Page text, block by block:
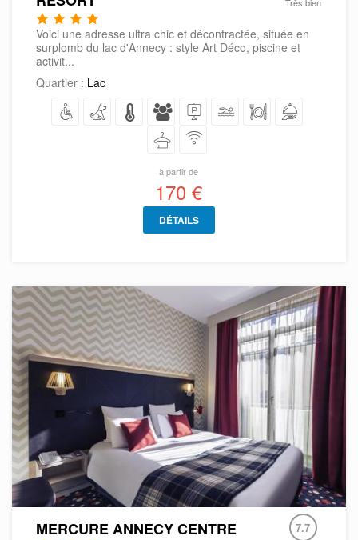
Très bien
Voici une adresse ultra chic et décontractée, située en
surplomb du lac d'Annecy : style Art Déco, piscine et
activit...
Quartier : Lac
à partir de
170 €
DÉTAILS
MERCURE ANNECY CENTRE 7.7